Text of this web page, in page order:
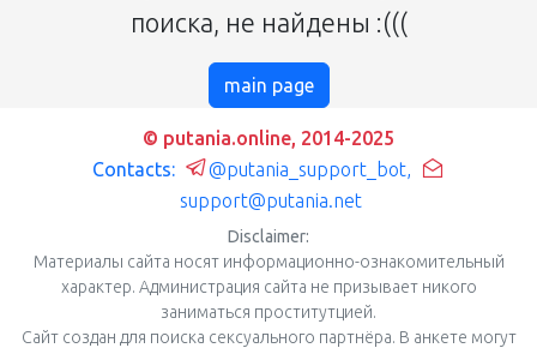
поиска, не найдены :(((
main page
© putania.online, 2014-2025
Contacts:
@putania_support_bot,
support@putania.net
Disclaimer:
Материалы сайта носят информационно-ознакомительный
характер. Администрация сайта не призывает никого
заниматься проститутцией.
Сайт создан для поиска сексуального партнёра. В анкете могут